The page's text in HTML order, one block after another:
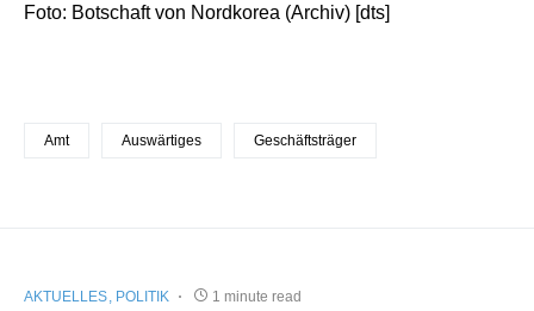
Foto: Botschaft von Nordkorea (Archiv) [dts]
Amt Auswärtiges Geschäftsträger
AKTUELLES POLITIK 1 minute read